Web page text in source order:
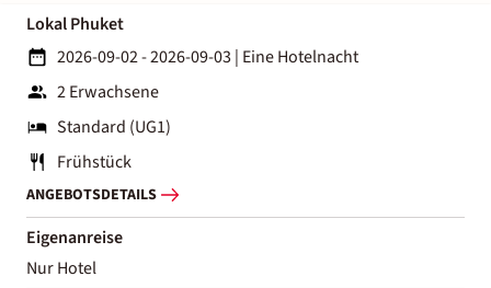
Lokal Phuket
2026-09-02 - 2026-09-03 | Eine Hotelnacht
2 Erwachsene
Standard (UG1)
Frühstück
ANGEBOTSDETAILS
Eigenanreise
Nur Hotel